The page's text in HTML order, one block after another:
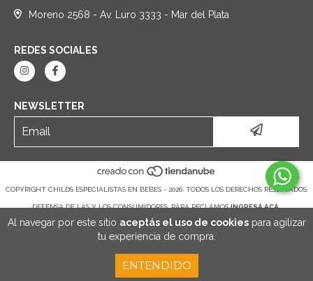
Al navegar por este sitio aceptás el uso de cookiespara agilizar
tu experiencia de compra.
ENTENDIDO
Moreno 2568 - Av. Luro 3333 - Mar del Plata
REDES SOCIALES
NEWSLETTER
COPYRIGHT CHILDS ESPECIALISTAS EN BEBES - 2026. TODOS LOS DERECHOS RESERVADOS.
DEFENSA DE LAS Y LOS CONSUMIDORES. PARA RECLAMOS INGRESÁ ACÁ.
BOTÓN DE ARREPENTIMIENTO